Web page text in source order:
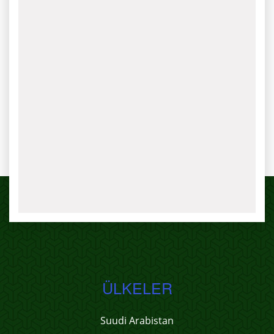
ÜLKELER
Suudi Arabistan